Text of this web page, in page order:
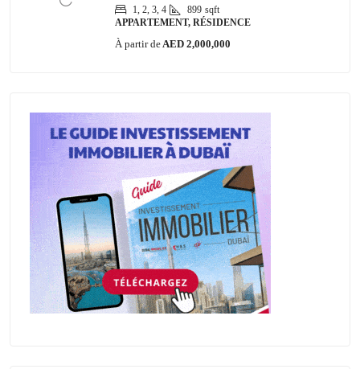
1, 2, 3, 4 899 sqft
APPARTEMENT, RÉSIDENCE
À partir deAED 2,000,000